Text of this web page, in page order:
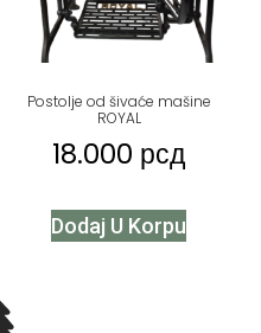
Postolje od šivaće mašine
ROYAL
18.000 рсд
Dodaj U Korpu